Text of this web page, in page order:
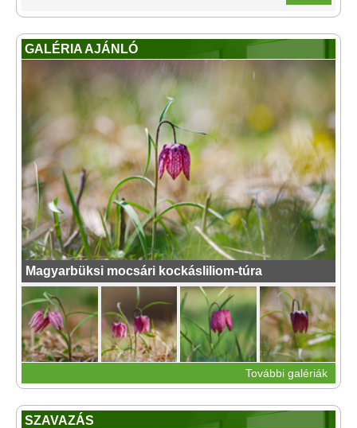
GALÉRIA AJÁNLÓ
Magyarbüksi mocsári kockásliliom-túra
További galériák
SZAVAZÁS